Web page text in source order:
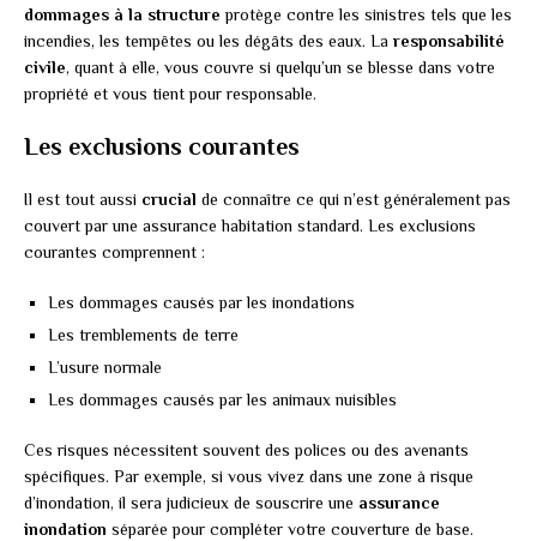
dommages à la structure protège contre les sinistres tels que les
incendies, les tempêtes ou les dégâts des eaux. La responsabilité
civile, quant à elle, vous couvre si quelqu’un se blesse dans votre
propriété et vous tient pour responsable.
Les exclusions courantes
Il est tout aussi crucial de connaître ce qui n’est généralement pas
couvert par une assurance habitation standard. Les exclusions
courantes comprennent :
Les dommages causés par les inondations
Les tremblements de terre
L’usure normale
Les dommages causés par les animaux nuisibles
Ces risques nécessitent souvent des polices ou des avenants
spécifiques. Par exemple, si vous vivez dans une zone à risque
d’inondation, il sera judicieux de souscrire une assurance
inondation séparée pour compléter votre couverture de base.